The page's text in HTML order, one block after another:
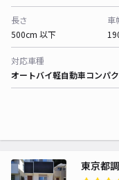
長さ
500cm 以下
車
対応車種
オートバイ軽自動車コンパ
東京都